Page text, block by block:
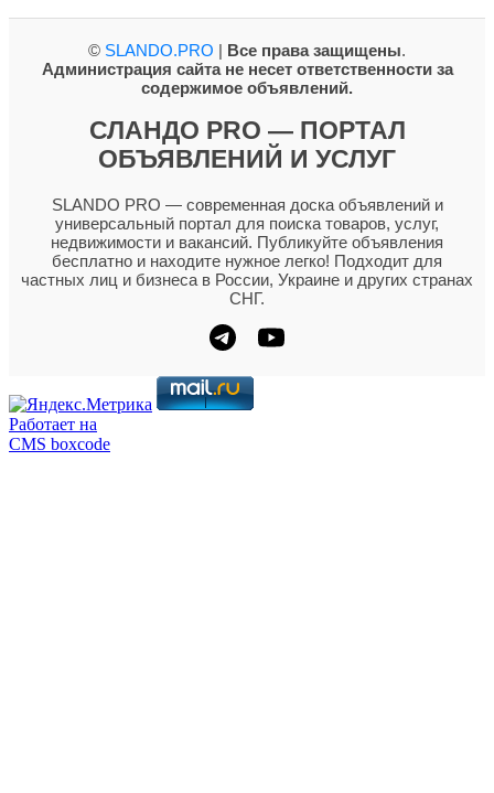
© SLANDO.PRO | Все права защищены.
Администрация сайта не несет ответственности за
содержимое объявлений.
СЛАНДО PRO — ПОРТАЛ
ОБЪЯВЛЕНИЙ И УСЛУГ
SLANDO PRO — современная доска объявлений и
универсальный портал для поиска товаров, услуг,
недвижимости и вакансий. Публикуйте объявления
бесплатно и находите нужное легко! Подходит для
частных лиц и бизнеса в России, Украине и других странах
СНГ.
Работает на
CMS boxcode